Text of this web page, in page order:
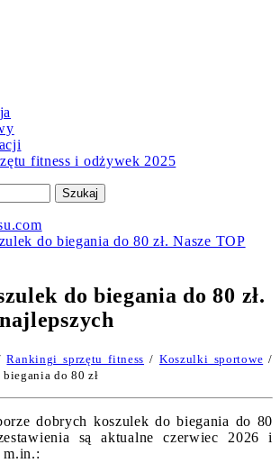
fitness i odżywek 2025
do biegania do 80 zł. Nasze TOP
do biegania do 80 zł.
Rankingi sprzętu fitness / Koszulki sportowe /
do 80 zł
dobrych koszulek do biegania do 80
są aktualne czerwiec 2026 i
m.in.: